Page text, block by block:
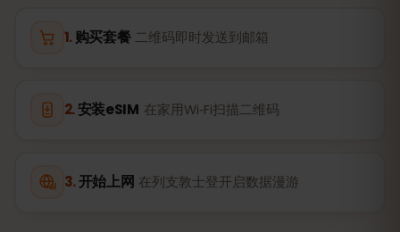
购买套餐 二维码即时发送到邮箱
安装eSIM 在家用Wi‑Fi扫描二维码
开始上网 在列支敦士登开启数据漫游